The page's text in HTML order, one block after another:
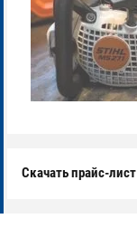
Скачать прайс-лист